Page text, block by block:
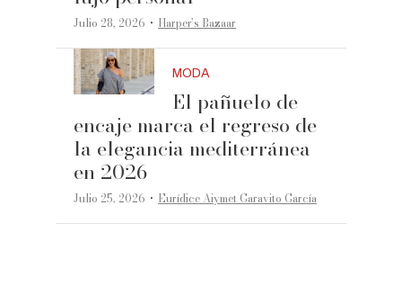
Julio 28, 2026 ·Harper’s Bazaar
MODA
El pañuelo de
encaje marca el regreso de
la elegancia mediterránea
en 2026
Julio 25, 2026 ·Eurídice Aiymet Garavito García